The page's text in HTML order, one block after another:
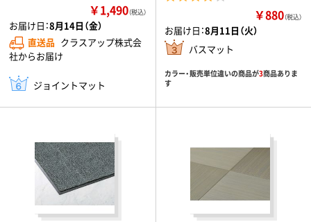
￥1,490（税込）
お届け日：8月14日（金）
直送品 クラスアップ株式会
社からお届け
ジョイントマット
￥880（税込）
お届け日：8月11日（火）
バスマット
カラー・販売単位違いの商品が3商品ありま
す